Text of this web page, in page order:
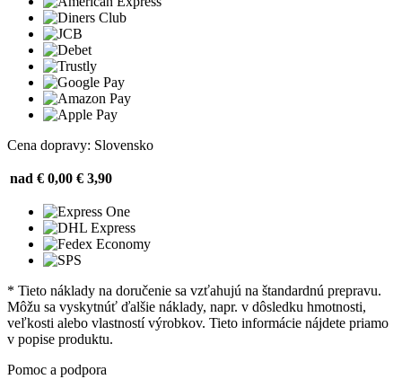
Cena dopravy: Slovensko
nad € 0,00 € 3,90
* Tieto náklady na doručenie sa vzťahujú na štandardnú prepravu.
Môžu sa vyskytnúť ďalšie náklady, napr. v dôsledku hmotnosti,
veľkosti alebo vlastností výrobkov. Tieto informácie nájdete priamo
v popise produktu.
Pomoc a podpora